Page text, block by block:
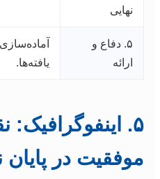
نهایی
۵. دفاع و
ارائه
یافته‌ها.
۵. اینفوگرافیک:
موفقیت در